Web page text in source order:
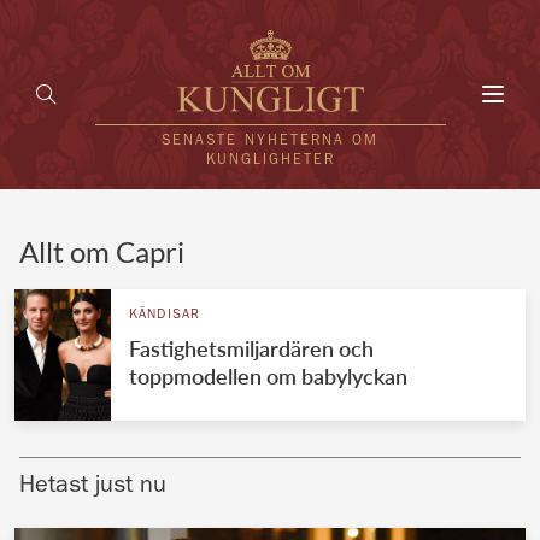
SENASTE NYHETERNA OM
KUNGLIGHETER
UTLÄNDSKT
VÄRLDENS KUNGAHUS
Brittiska kungahuset
Allt om Capri
KÄNDISAR
Fastighetsmiljardären och
toppmodellen om babylyckan
Hetast just nu